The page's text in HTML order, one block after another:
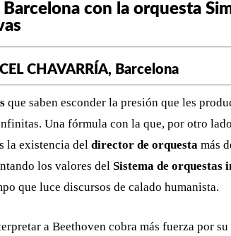
con la orquesta
CHAVARRÍA, Barcelona
que saben esconder la presión que les
Una fórmula con la que, por otro
la existencia del director de orquesta más
los valores del Sistema de orquestas
que luce discursos de calado humanista.
a Beethoven cobra más fuerza por su